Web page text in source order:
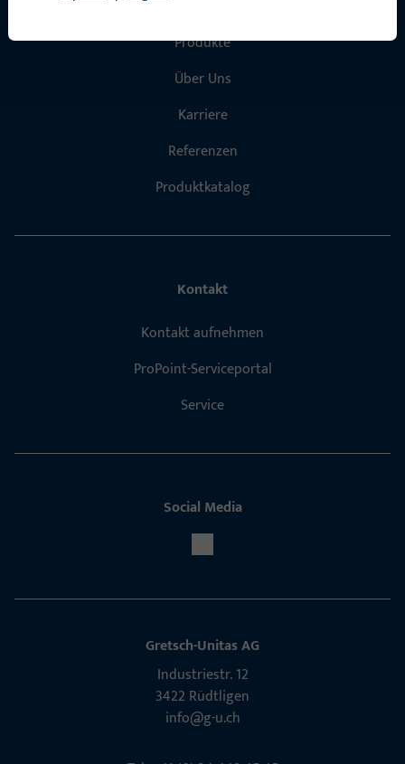
Produkte
Über Uns
Karriere
Referenzen
Produktkatalog
Kontakt
Kontakt aufnehmen
ProPoint-Serviceportal
Service
Social Media
Gretsch-Unitas AG
Indu­s­triestr. 12
3422 Rüdt­ligen
info@g-u.ch